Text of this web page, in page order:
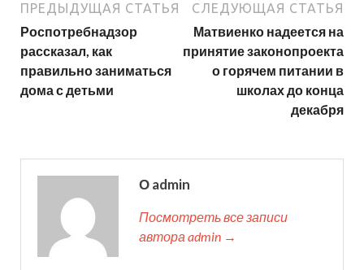
ПРЕДЫДУЩАЯ СТАТЬЯ
Роспотребнадзор
рассказал, как
правильно заниматься
дома с детьми
СЛЕДУЮЩАЯ СТАТЬЯ
Матвиенко надеется на
принятие законопроекта
о горячем питании в
школах до конца
декабря
О admin
Посмотреть все записи
автора admin →